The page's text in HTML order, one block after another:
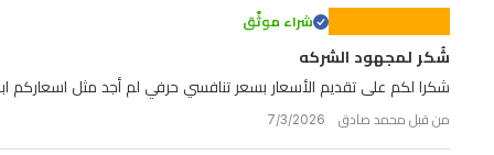
اللمسية
والمشغلات
التكيفية،
مما
يضمن
شراء موثّق
شُكر لمجهود الشركه
شكرا لكم على تقديم الأسعار بسعر تنافسي حرفي لم أجد مثل اسعاركم
من قبل محمد صادق 7/3/2026